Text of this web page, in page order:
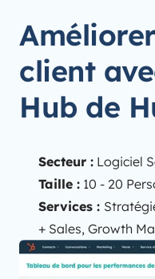
client
Hub de
Secteur : Logiciel
Taille : 10 - 20
Services :
+ Sales, Growth